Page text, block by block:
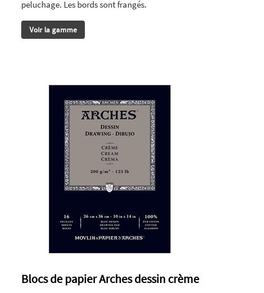
peluchage. Les bords sont frangés.
Voir la gamme
Blocs de papier Arches dessin crème